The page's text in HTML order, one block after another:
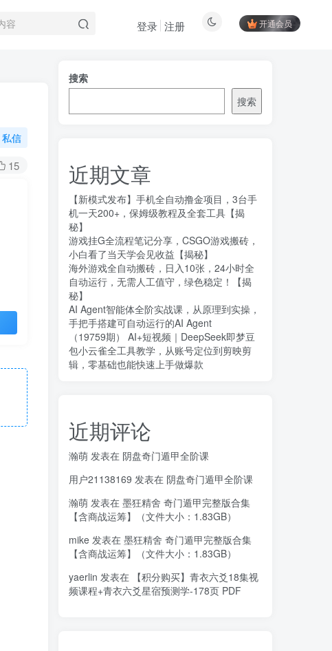
开通会员
登录 注册
私信
15
搜索
搜索
近期文章
【新模式发布】手机全自动撸金项目，3台手
机一天200+，保姆级教程及全套工具【揭
秘】
游戏挂G全流程笔记分享，CSGO游戏搬砖，
小白看了当天学会见收益【揭秘】
海外游戏全自动搬砖，日入10张，24小时全
自动运行，无需人工值守，绿色稳定！【揭
秘】
AI Agent智能体全阶实战课，从原理到实操，
手把手搭建可自动运行的AI Agent
（19759期） AI+短视频｜DeepSeek即梦豆
包小云雀全工具教学，从账号定位到剪映剪
辑，零基础也能快速上手做爆款
近期评论
瀚萌 发表在 阴盘奇门遁甲全阶课
用户21138169 发表在 阴盘奇门遁甲全阶课
瀚萌 发表在 墨狂精舍 奇门遁甲完整版合集
【含商战运筹】（文件大小：1.83GB）
mike 发表在 墨狂精舍 奇门遁甲完整版合集
【含商战运筹】（文件大小：1.83GB）
yaerlin 发表在 【积分购买】青衣六爻18集视
频课程+青衣六爻星宿预测学-178页 PDF